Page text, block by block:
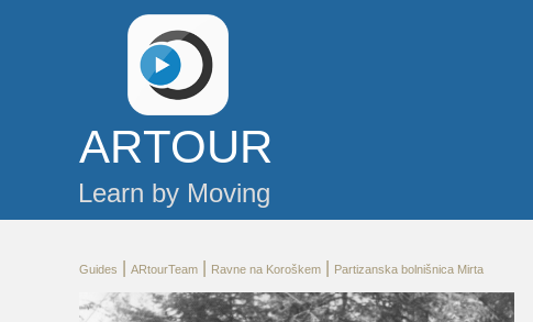
ARTOUR
Learn by Moving
Guides ARtourTeam Ravne na Koroškem Partizanska bolnišnica Mirta